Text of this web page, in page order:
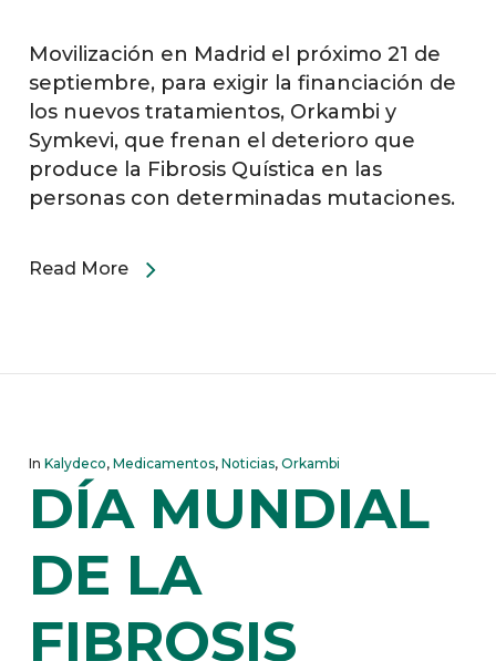
Movilización en Madrid el próximo 21 de
septiembre, para exigir la financiación de
los nuevos tratamientos, Orkambi y
Symkevi, que frenan el deterioro que
produce la Fibrosis Quística en las
personas con determinadas mutaciones.
Read More
In Kalydeco, Medicamentos, Noticias, Orkambi
DÍA MUNDIAL
DE LA
FIBROSIS